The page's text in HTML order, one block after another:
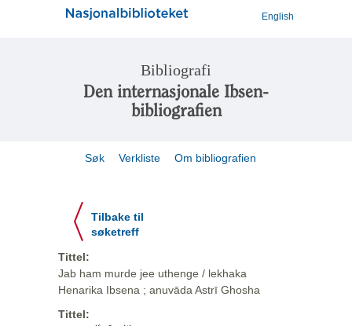
English
Bibliografi
Den internasjonale Ibsen-
bibliografien
Søk Verkliste Om bibliografien
Tilbake til
søketreff
Tittel:
Jab ham murde jee uthenge / lekhaka
Henarika Ibsena ; anuvāda Astrī Ghosha
Tittel: